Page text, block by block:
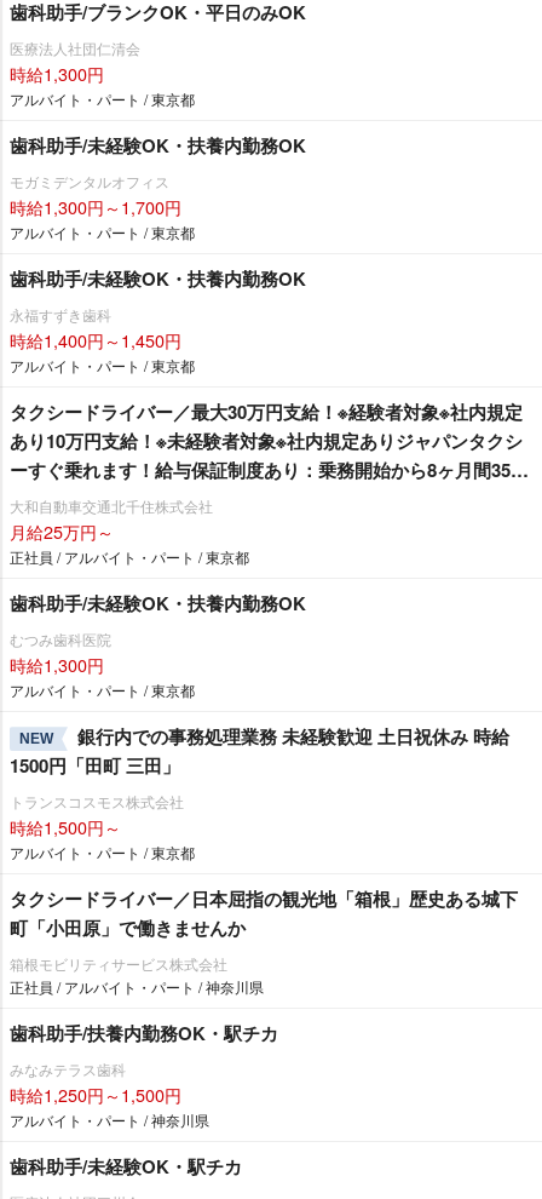
歯科助手/ブランクOK・平日のみOK
医療法人社団仁清会
時給1,300円
アルバイト・パート / 東京都
歯科助手/未経験OK・扶養内勤務OK
モガミデンタルオフィス
時給1,300円～1,700円
アルバイト・パート / 東京都
歯科助手/未経験OK・扶養内勤務OK
永福すずき歯科
時給1,400円～1,450円
アルバイト・パート / 東京都
タクシードライバー／最大30万円支給！※経験者対象※社内規定
あり10万円支給！※未経験者対象※社内規定ありジャパンタクシ
ーすぐ乗れます！給与保証制度あり：乗務開始から8ヶ月間35万
円その後4ヶ月間30万円の1年間の給与保証を支給！※未経験者対
象
大和自動車交通北千住株式会社
月給25万円～
正社員 / アルバイト・パート / 東京都
歯科助手/未経験OK・扶養内勤務OK
むつみ歯科医院
時給1,300円
アルバイト・パート / 東京都
NEW
銀行内での事務処理業務 未経験歓迎 土日祝休み 時給
1500円「田町 三田」
トランスコスモス株式会社
時給1,500円～
アルバイト・パート / 東京都
タクシードライバー／日本屈指の観光地「箱根」歴史ある城下
町「小田原」で働きませんか
箱根モビリティサービス株式会社
正社員 / アルバイト・パート / 神奈川県
歯科助手/扶養内勤務OK・駅チカ
みなみテラス歯科
時給1,250円～1,500円
アルバイト・パート / 神奈川県
歯科助手/未経験OK・駅チカ